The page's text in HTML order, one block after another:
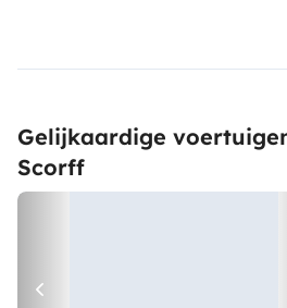
Gelijkaardige
Scorff